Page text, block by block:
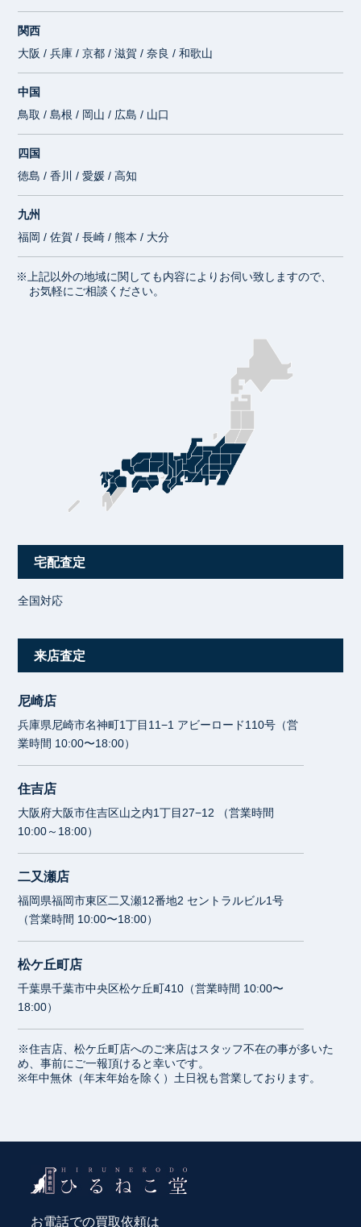
関西
大阪 / 兵庫 / 京都 / 滋賀 / 奈良 / 和歌山
中国
鳥取 / 島根 / 岡山 / 広島 / 山口
四国
徳島 / 香川 / 愛媛 / 高知
九州
福岡 / 佐賀 / 長崎 / 熊本 / 大分
※上記以外の地域に関しても内容によりお伺い致しますので、
お気軽にご相談ください。
宅配査定
全国対応
来店査定
尼崎店
兵庫県尼崎市名神町1丁目11−1 アビーロード110号（営
業時間 10:00〜18:00）
住吉店
大阪府大阪市住吉区山之内1丁目27−12 （営業時間
10:00～18:00）
二又瀬店
福岡県福岡市東区二又瀬12番地2 セントラルビル1号
（営業時間 10:00〜18:00）
松ケ丘町店
千葉県千葉市中央区松ケ丘町410（営業時間 10:00〜
18:00）
※住吉店、松ケ丘町店へのご来店はスタッフ不在の事が多いた
め、事前にご一報頂けると幸いです。
※年中無休（年末年始を除く）土日祝も営業しております。
お電話での買取依頼は